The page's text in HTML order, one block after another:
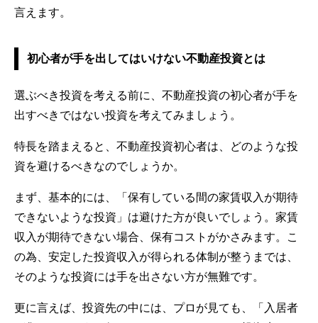
言えます。
初心者が手を出してはいけない不動産投資とは
選ぶべき投資を考える前に、不動産投資の初心者が手を
出すべきではない投資を考えてみましょう。
特長を踏まえると、不動産投資初心者は、どのような投
資を避けるべきなのでしょうか。
まず、基本的には、「保有している間の家賃収入が期待
できないような投資」は避けた方が良いでしょう。家賃
収入が期待できない場合、保有コストがかさみます。こ
の為、安定した投資収入が得られる体制が整うまでは、
そのような投資には手を出さない方が無難です。
更に言えば、投資先の中には、プロが見ても、「入居者